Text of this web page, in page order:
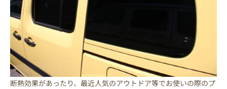
断熱効果があったり、最近人気のアウトドア等でお使いの際のプ